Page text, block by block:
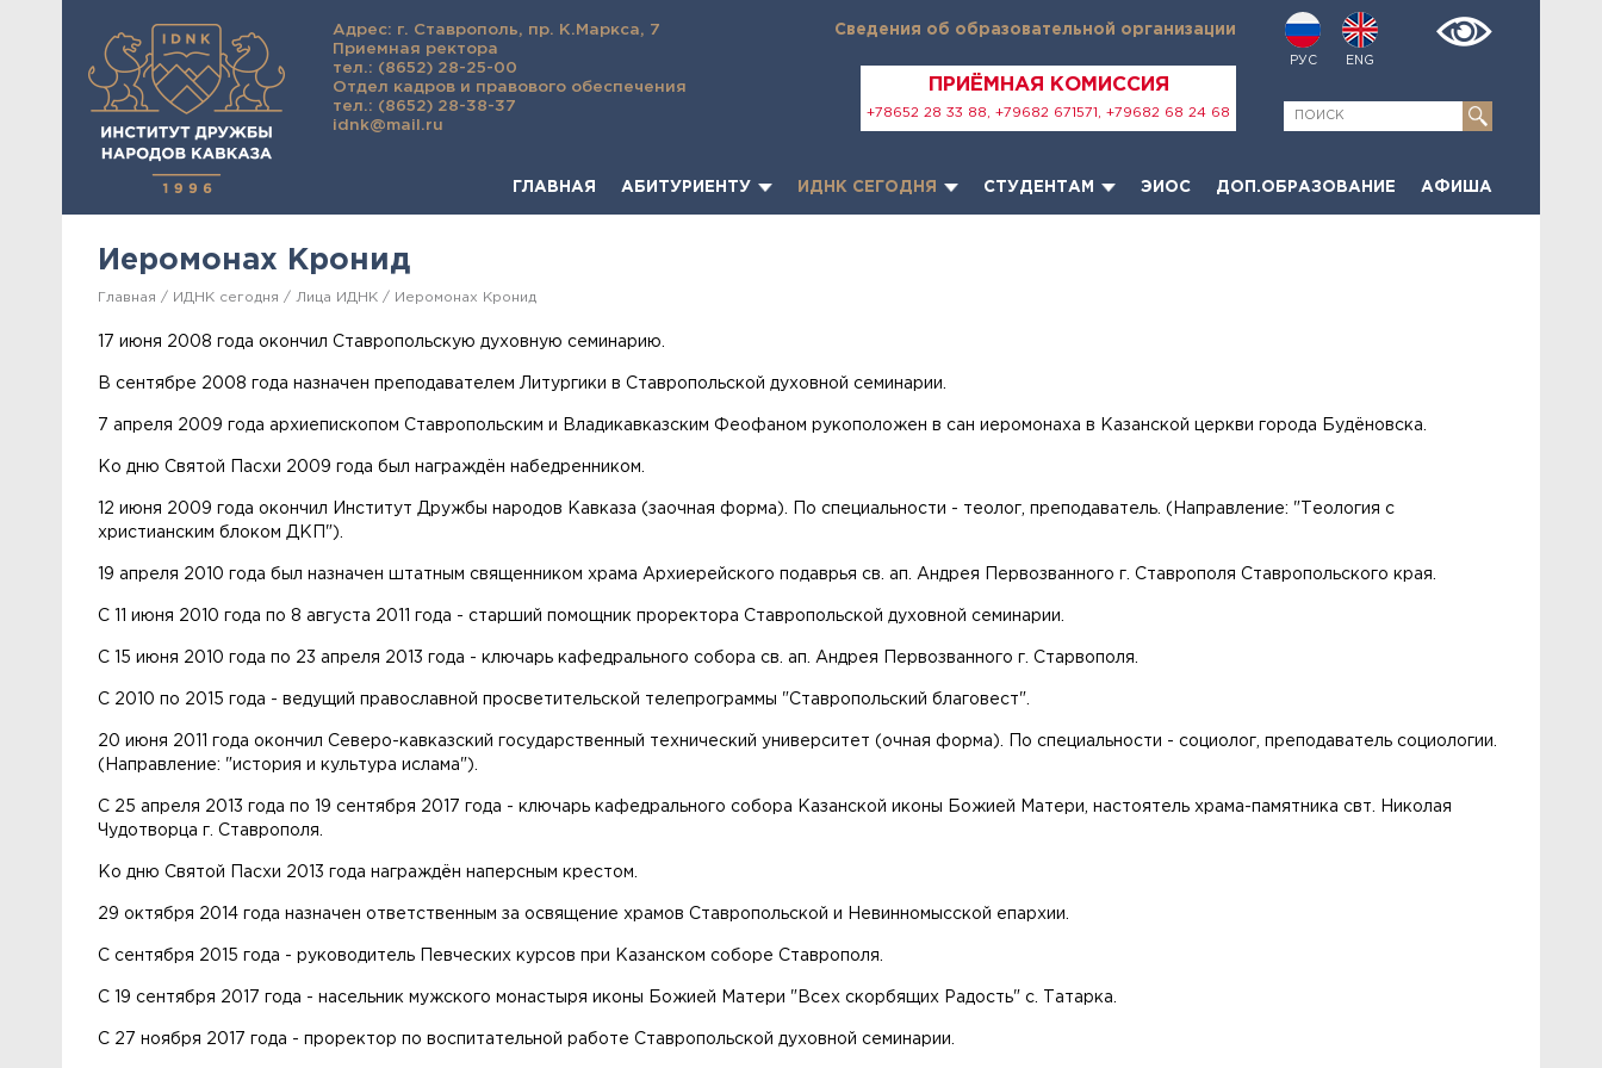
Адрес: г. Ставрополь, пр. К.Маркса, 7
Приемная ректора
тел.: (8652) 28-25-00
Отдел кадров и правового обеспечения
тел.: (8652) 28-38-37
idnk@mail.ru
Сведения об образовательной организации
ПРИЁМНАЯ КОМИССИЯ
+78652 28 33 88, +79682 671571, +79682 68 24 68
РУС ENG
ГЛАВНАЯ АБИТУРИЕНТУ ИДНК СЕГОДНЯ СТУДЕНТАМ ЭИОС ДОП.ОБРАЗОВАНИЕ АФИША
Иеромонах Кронид
Главная ИДНК сегодня Лица ИДНК Иеромонах Кронид
17 июня 2008 года окончил Ставропольскую духовную семинарию.
В сентябре 2008 года назначен преподавателем Литургики в Ставропольской духовной семинарии.
7 апреля 2009 года архиепископом Ставропольским и Владикавказским Феофаном рукоположен в сан иеромонаха в Казанской церкви города Будёновска.
Ко дню Святой Пасхи 2009 года был награждён набедренником.
12 июня 2009 года окончил Институт Дружбы народов Кавказа (заочная форма). По специальности - теолог, преподаватель. (Направление: "Теология с
христианским блоком ДКП").
19 апреля 2010 года был назначен штатным священником храма Архиерейского подаврья св. ап. Андрея Первозванного г. Ставрополя Ставропольского края.
С 11 июня 2010 года по 8 августа 2011 года - старший помощник проректора Ставропольской духовной семинарии.
С 15 июня 2010 года по 23 апреля 2013 года - ключарь кафедрального собора св. ап. Андрея Первозванного г. Старвополя.
С 2010 по 2015 года - ведущий православной просветительской телепрограммы "Ставропольский благовест".
20 июня 2011 года окончил Северо-кавказский государственный технический университет (очная форма). По специальности - социолог, преподаватель социологии.
(Направление: "история и культура ислама").
С 25 апреля 2013 года по 19 сентября 2017 года - ключарь кафедрального собора Казанской иконы Божией Матери, настоятель храма-памятника свт. Николая
Чудотворца г. Ставрополя.
Ко дню Святой Пасхи 2013 года награждён наперсным крестом.
29 октября 2014 года назначен ответственным за освящение храмов Ставропольской и Невинномысской епархии.
С сентября 2015 года - руководитель Певческих курсов при Казанском соборе Ставрополя.
С 19 сентября 2017 года - насельник мужского монастыря иконы Божией Матери "Всех скорбящих Радость" с. Татарка.
С 27 ноября 2017 года - проректор по воспитательной работе Ставропольской духовной семинарии.